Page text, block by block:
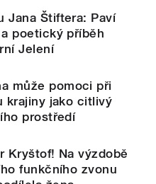
Jana Štiftera: Paví
poetický příběh
Jelení
může pomoci při
krajiny jako citlivý
prostředí
Kryštof! Na výzdobě
funkčního zvonu